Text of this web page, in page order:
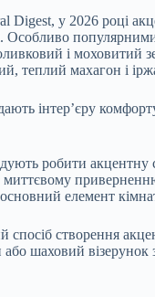
у 2026 році
Особливо
і моховитий
теплий махагон і
інтер’єру
робити акцентну
елемент
створення
або шаховий візерунок